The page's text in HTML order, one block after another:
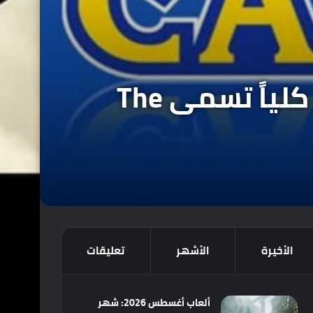
إشاعة : شركة Capcom تعمل على لعبة جديدة كلياً تسمى The
الأخيرة الأشهر تعليقات
ألعاب أغسطس 2026: شهر